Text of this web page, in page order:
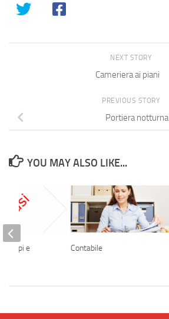
NEXT STORY
Cameriera ai piani
PREVIOUS STORY
Portiera notturna
YOU MAY ALSO LIKE...
Contabile
tempi e